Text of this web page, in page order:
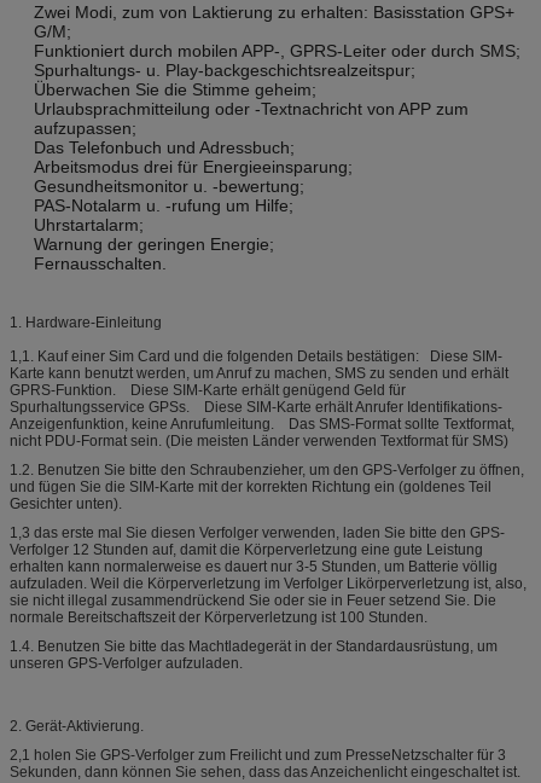
Zwei Modi, zum von Laktierung zu erhalten: Basisstation GPS+
G/M;
Funktioniert durch mobilen APP-, GPRS-Leiter oder durch SMS;
Spurhaltungs- u. Play-backgeschichtsrealzeitspur;
Überwachen Sie die Stimme geheim;
Urlaubsprachmitteilung oder -Textnachricht von APP zum
aufzupassen;
Das Telefonbuch und Adressbuch;
Arbeitsmodus drei für Energieeinsparung;
Gesundheitsmonitor u. -bewertung;
PAS-Notalarm u. -rufung um Hilfe;
Uhrstartalarm;
Warnung der geringen Energie;
Fernausschalten.
1. Hardware-Einleitung
1,1. Kauf einer Sim Card und die folgenden Details bestätigen: Diese SIM-
Karte kann benutzt werden, um Anruf zu machen, SMS zu senden und erhält
GPRS-Funktion. Diese SIM-Karte erhält genügend Geld für
Spurhaltungsservice GPSs. Diese SIM-Karte erhält Anrufer Identifikations-
Anzeigenfunktion, keine Anrufumleitung. Das SMS-Format sollte Textformat,
nicht PDU-Format sein. (Die meisten Länder verwenden Textformat für SMS)
1.2. Benutzen Sie bitte den Schraubenzieher, um den GPS-Verfolger zu öffnen,
und fügen Sie die SIM-Karte mit der korrekten Richtung ein (goldenes Teil
Gesichter unten).
1,3 das erste mal Sie diesen Verfolger verwenden, laden Sie bitte den GPS-
Verfolger 12 Stunden auf, damit die Körperverletzung eine gute Leistung
erhalten kann normalerweise es dauert nur 3-5 Stunden, um Batterie völlig
aufzuladen. Weil die Körperverletzung im Verfolger Likörperverletzung ist, also,
sie nicht illegal zusammendrückend Sie oder sie in Feuer setzend Sie. Die
normale Bereitschaftszeit der Körperverletzung ist 100 Stunden.
1.4. Benutzen Sie bitte das Machtladegerät in der Standardausrüstung, um
unseren GPS-Verfolger aufzuladen.
2. Gerät-Aktivierung.
2,1 holen Sie GPS-Verfolger zum Freilicht und zum PresseNetzschalter für 3
Sekunden, dann können Sie sehen, dass das Anzeichenlicht eingeschaltet ist.